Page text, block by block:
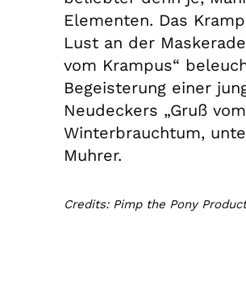
Elementen. Das
Lust an der
vom Krampus“
Begeisterung einer
Neudeckers „Gruß
Winterbrauchtum,
Muhrer.
Credits: Pimp the Pony